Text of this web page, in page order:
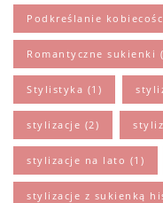
Podkreślanie
Romantyczne sukienki
Stylistyka (1)
stylizacje (2)
stylizacje na lato (1)
stylizacje z sukienką